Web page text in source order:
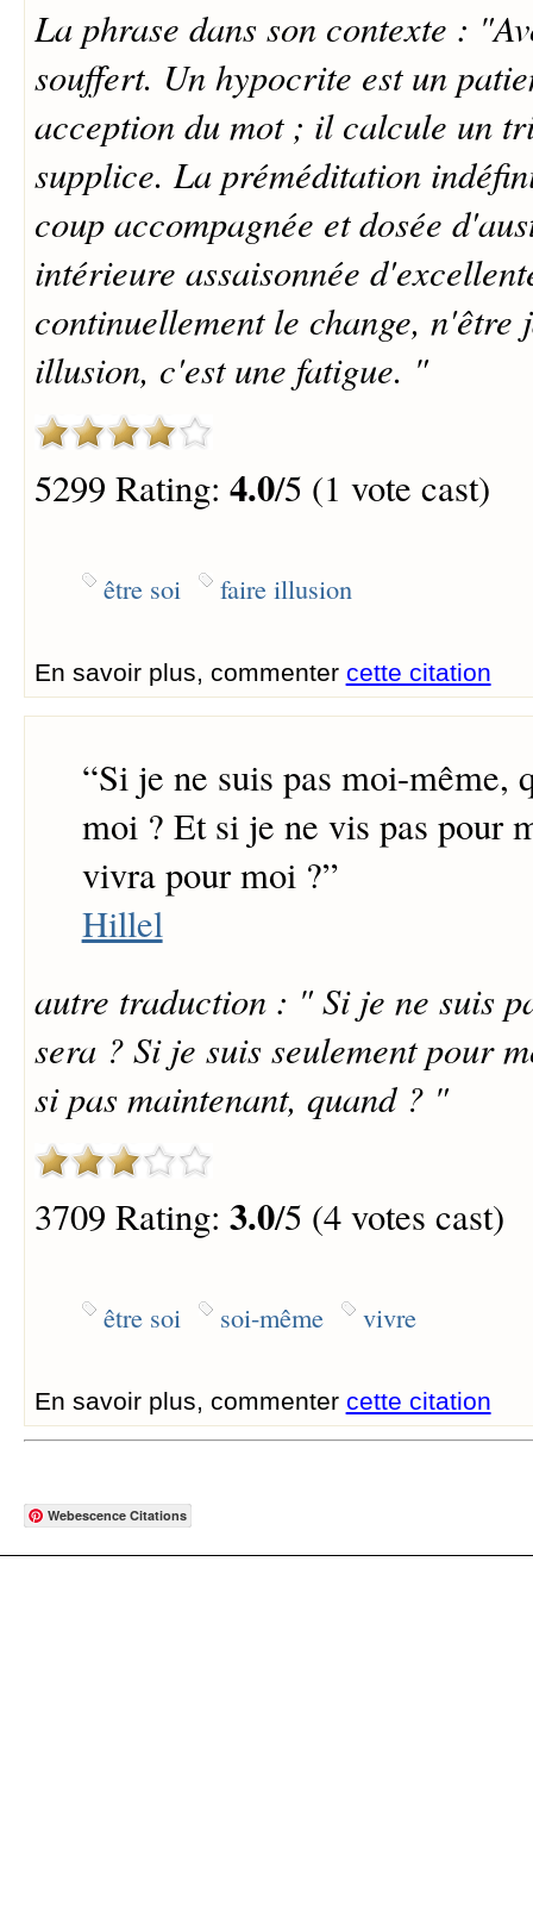
La phrase dans son contexte :
souffert. Un hypocrite est un
acception du mot ; il calcule un
supplice. La préméditation
coup accompagnée et dosée
intérieure assaisonnée
continuellement le change, n'être
illusion, c'est une fatigue. "
5299 Rating: 4.0/5 (1 vote cast)
être soi faire illusion
En savoir plus, commenter cette citation
“Si je ne suis pas moi-même,
moi ? Et si je ne vis pas pour
vivra pour moi ?”
Hillel
autre traduction : " Si je ne suis
sera ? Si je suis seulement pour
si pas maintenant, quand ? "
3709 Rating: 3.0/5 (4 votes cast)
être soi soi-même vivre
En savoir plus, commenter cette citation
Webescence Citations